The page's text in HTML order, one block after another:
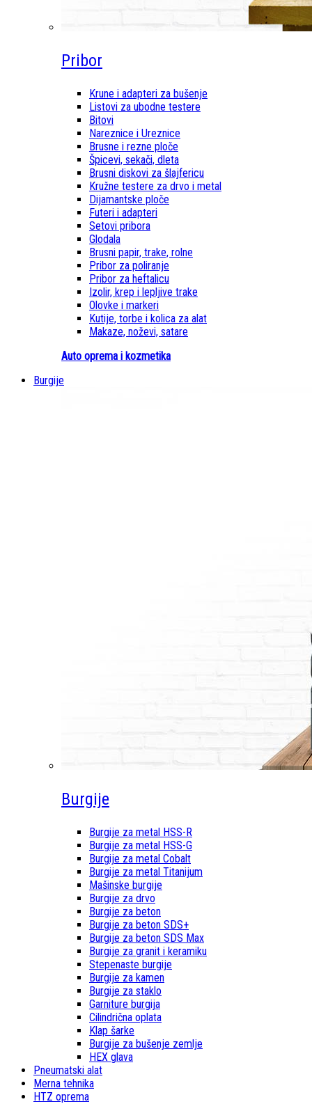
Pribor
Krune i adapteri za bušenje
Listovi za ubodne testere
Bitovi
Nareznice i Ureznice
Brusne i rezne ploče
Špicevi, sekači, dleta
Brusni diskovi za šlajfericu
Kružne testere za drvo i metal
Dijamantske ploče
Futeri i adapteri
Setovi pribora
Glodala
Brusni papir, trake, rolne
Pribor za poliranje
Pribor za heftalicu
Izolir, krep i lepljive trake
Olovke i markeri
Kutije, torbe i kolica za alat
Makaze, noževi, satare
Auto oprema i kozmetika
Burgije
Burgije
Burgije za metal HSS-R
Burgije za metal HSS-G
Burgije za metal Cobalt
Burgije za metal Titanijum
Mašinske burgije
Burgije za drvo
Burgije za beton
Burgije za beton SDS+
Burgije za beton SDS Max
Burgije za granit i keramiku
Stepenaste burgije
Burgije za kamen
Burgije za staklo
Garniture burgija
Cilindrična oplata
Klap šarke
Burgije za bušenje zemlje
HEX glava
Pneumatski alat
Merna tehnika
HTZ oprema